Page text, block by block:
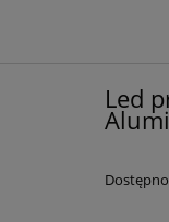
Led